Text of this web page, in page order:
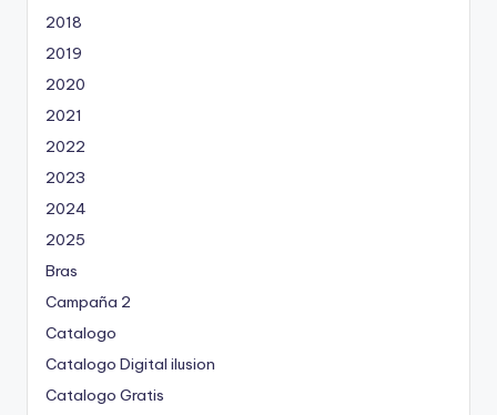
2018
2019
2020
2021
2022
2023
2024
2025
Bras
Campaña 2
Catalogo
Catalogo Digital ilusion
Catalogo Gratis